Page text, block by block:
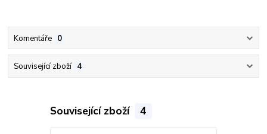
Komentáře 0
Související zboží 4
Související zboží 4